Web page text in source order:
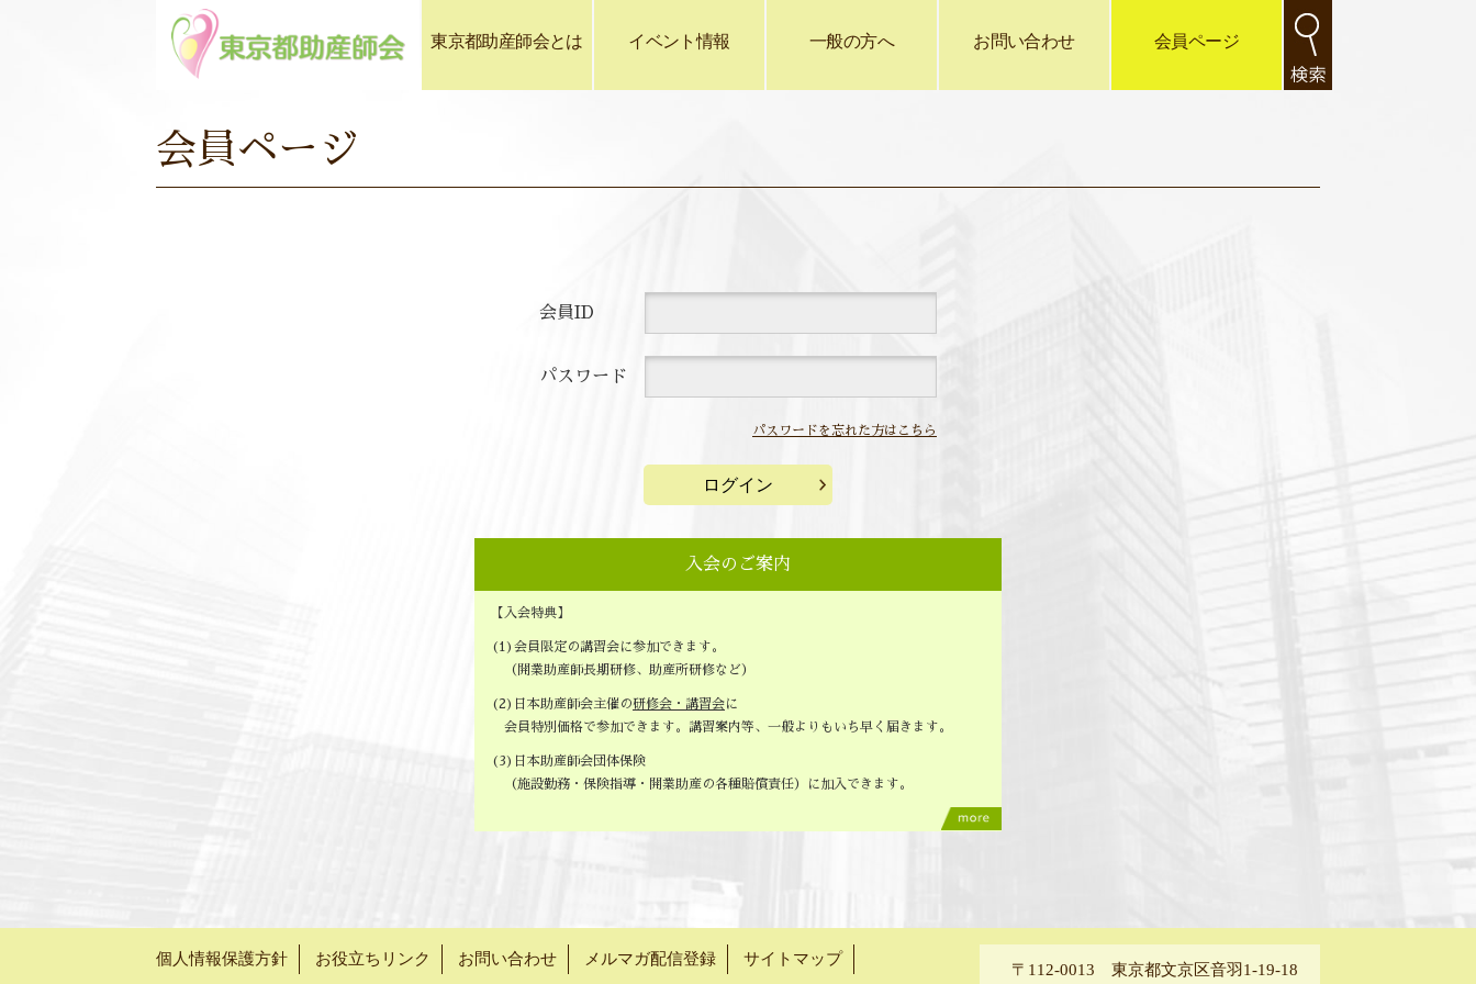
東京都助産師会とは イベント情報 一般の方へ お問い合わせ 会員ページ
会員ページ
会員ID
パスワード
パスワードを忘れた方はこちら
ログイン
入会のご案内
【入会特典】
(1)会員限定の講習会に参加できます。
（開業助産師長期研修、助産所研修など）
(2)日本助産師会主催の研修会・講習会に
会員特別価格で参加できます。講習案内等、一般よりもいち早く届きます。
(3)日本助産師会団体保険
（施設勤務・保険指導・開業助産の各種賠償責任）に加入できます。
個人情報保護方針 お役立ちリンク お問い合わせ メルマガ配信登録 サイトマップ
〒112-0013 東京都文京区音羽1-19-18